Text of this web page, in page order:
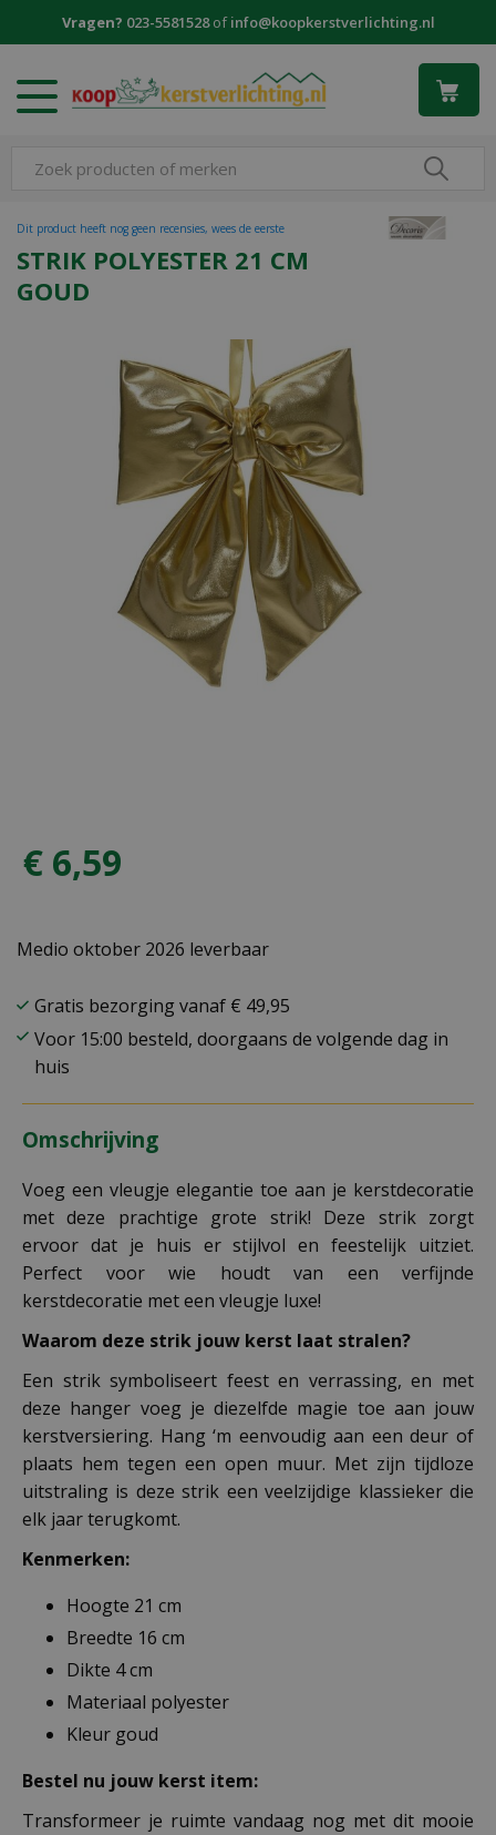
Vragen? 023-5581528ofinfo@koopkerstverlichting.nl
STRIK POLYESTER 21 CM
GOUD
Dit product heeft nog geen recensies, wees de eerste
€ 6,59
Medio oktober 2026 leverbaar
Gratis bezorging vanaf € 49,95
Voor 15:00 besteld, doorgaans de volgende dag in
huis
Omschrijving
Voeg een vleugje elegantie toe aan je kerstdecoratie
met deze prachtige grote strik! Deze strik zorgt
ervoor dat je huis er stijlvol en feestelijk uitziet.
Perfect voor wie houdt van een verfijnde
kerstdecoratie met een vleugje luxe!
Waarom deze strik jouw kerst laat stralen?
Een strik symboliseert feest en verrassing, en met
deze hanger voeg je diezelfde magie toe aan jouw
kerstversiering. Hang ‘m eenvoudig aan een deur of
plaats hem tegen een open muur. Met zijn tijdloze
uitstraling is deze strik een veelzijdige klassieker die
elk jaar terugkomt.
Kenmerken:
Hoogte 21 cm
Breedte 16 cm
Dikte 4 cm
Materiaal polyester
Kleur goud
Bestel nu jouw kerst item:
Transformeer je ruimte vandaag nog met dit mooie